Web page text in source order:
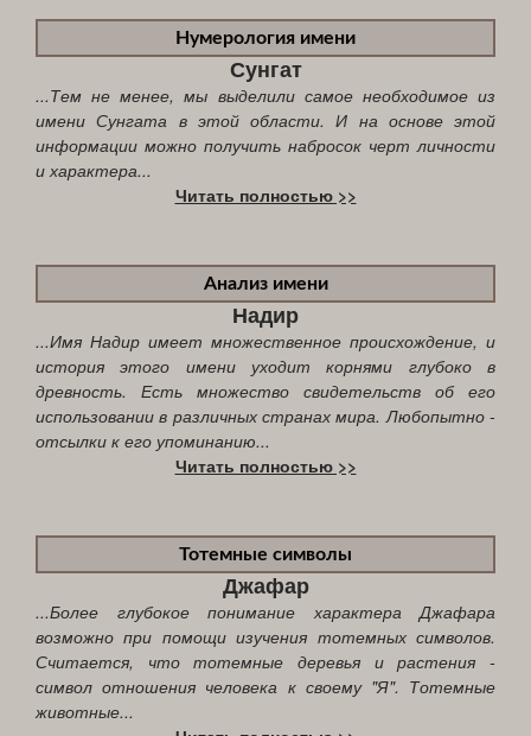
Нумерология имени
Сунгат
...Тем не менее, мы выделили самое необходимое из
имени Сунгата в этой области. И на основе этой
информации можно получить набросок черт личности
и характера...
Читать полностью >>
Анализ имени
Надир
...Имя Надир имеет множественное происхождение, и
история этого имени уходит корнями глубоко в
древность. Есть множество свидетельств об его
использовании в различных странах мира. Любопытно -
отсылки к его упоминанию...
Читать полностью >>
Тотемные символы
Джафар
...Более глубокое понимание характера Джафара
возможно при помощи изучения тотемных символов.
Считается, что тотемные деревья и растения -
символ отношения человека к своему "Я". Тотемные
животные...